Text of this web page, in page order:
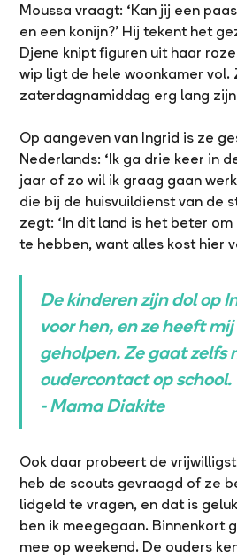
Moussa vraagt: ‘Kan jij een
en een konijn?’ Hij tekent het
Djene knipt figuren uit haar
wip ligt de hele woonkamer vol.
zaterdagnamiddag erg lang
Op aangeven van Ingrid is ze
Nederlands: ‘Ik ga drie keer in
jaar of zo wil ik graag gaan
die bij de huisvuildienst van de
zegt: ‘In dit land is het beter
te hebben, want alles kost hier
De kinderen zijn dol op
voor hen, en ze heeft
geholpen. Ze gaat zelfs
oudercontact op school.
- Mama Diakite
Ook daar probeert de
heb de scouts gevraagd of ze
lidgeld te vragen, en dat is
ben ik meegegaan. Binnenkort
mee op weekend. De ouders